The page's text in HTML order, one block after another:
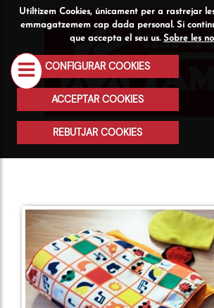
Utiltizem Cookies, únicament per a rastrejar
emmagatzemem cap dada personal. Si
que accepta el seu us. Sobre les
CONFIGURAR COOKIES
ACCEPTAR COOKIES
REBUTJAR COOKIES
Qui
Serveis